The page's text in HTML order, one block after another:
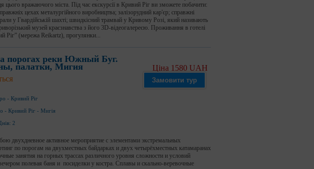
цього вражаючого міста. Під час екскурсії в Кривий Ріг ви зможете побачити:
цехах металургійного виробництва; залізорудний кар'єр; справжні
у Гвардійській шахті; швидкісний трамвай у Кривому Розі, який називають
музей краєзнавства з його 3D-відеогалереєю. Проживання в готелі
Ріг” (мережа Reikartz), прогулянки...
порогах реки Южный Буг.
палатки, Мигия
- Кривий Ріг
- Кривий Ріг - Мигія
2
Ціна 1580 UAH
Замовити тур
двухдневное активное мероприятие с элементами экстремальных
по порогам на двухместных байдарках и двух четырёхместных катамаранах
занятия на горных трассах различного уровня сложности и условий
полевая баня и посиделки у костра. Сплавы и скально-веревочные